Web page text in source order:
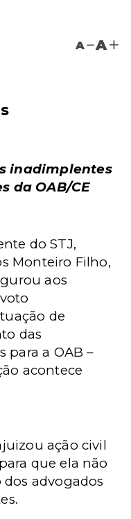
A A
inadimplentes
da OAB/CE
do STJ,
Monteiro Filho,
aos
de
das
para a OAB –
acontece
ação civil
que ela não
dos advogados